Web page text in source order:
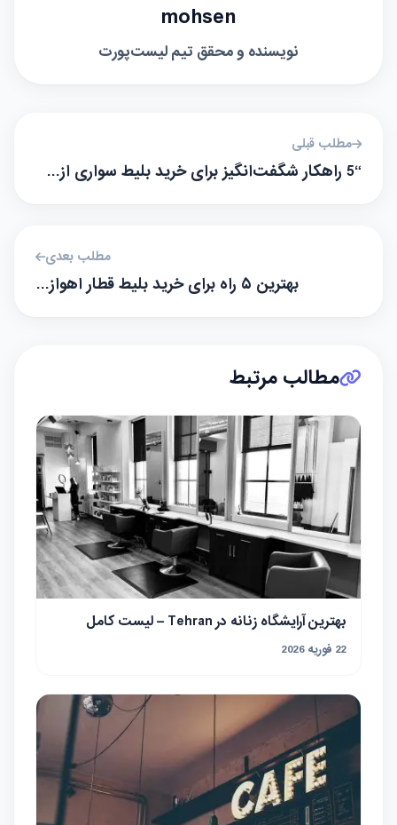
mohsen
نویسنده و محقق تیم لیست‌پورت
مطلب قبلی
“5 راهکار شگفت‌انگیز برای خرید بلیط سواری از…
مطلب بعدی
بهترین ۵ راه برای خرید بلیط قطار اهواز…
مطالب مرتبط
بهترین آرایشگاه زنانه در Tehran – لیست کامل
22 فوریه 2026